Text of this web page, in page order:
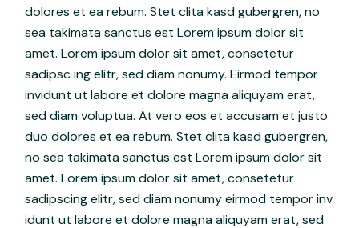
dolores et ea rebum. Stet clita kasd gubergren, no
sea takimata sanctus est Lorem ipsum dolor sit
amet. Lorem ipsum dolor sit amet, consetetur
sadipsc ing elitr, sed diam nonumy. Eirmod tempor
invidunt ut labore et dolore magna aliquyam erat,
sed diam voluptua. At vero eos et accusam et justo
duo dolores et ea rebum. Stet clita kasd gubergren,
no sea takimata sanctus est Lorem ipsum dolor sit
amet. Lorem ipsum dolor sit amet, consetetur
sadipscing elitr, sed diam nonumy eirmod tempor inv
idunt ut labore et dolore magna aliquyam erat, sed